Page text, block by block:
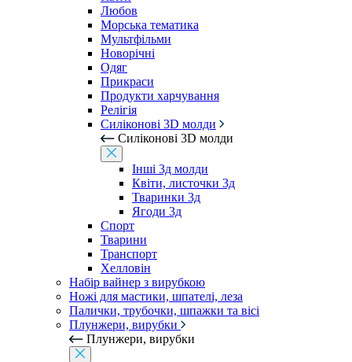
Любов
Морська тематика
Мультфільми
Новорічні
Одяг
Прикраси
Продукти харчування
Релігія
Силіконові 3D молди
Силіконові 3D молди
Інші 3д молди
Квіти, листочки 3д
Тваринки 3д
Ягоди 3д
Спорт
Тварини
Транспорт
Хелловін
Набір вайнер з вирубкою
Ножі для мастики, шпателі, леза
Палички, трубочки, шпажки та вісі
Плунжери, вирубки
Плунжери, вирубки